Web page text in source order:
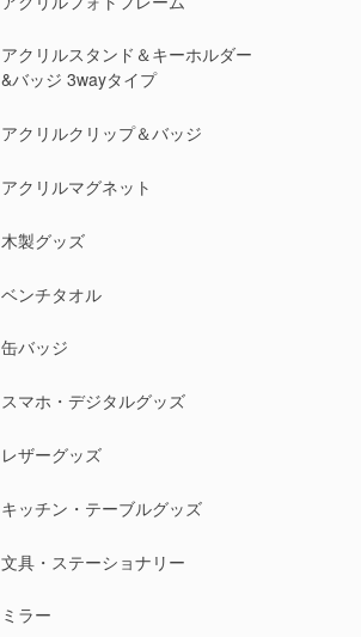
アクリルスタンド＆キーホルダー
&バッジ 3wayタイプ
アクリルクリップ＆バッジ
アクリルマグネット
木製グッズ
ベンチタオル
缶バッジ
スマホ・デジタルグッズ
レザーグッズ
キッチン・テーブルグッズ
文具・ステーショナリー
ミラー